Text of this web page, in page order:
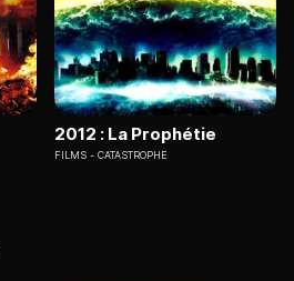
2012 : La Prophétie
FILMS CATASTROPHE